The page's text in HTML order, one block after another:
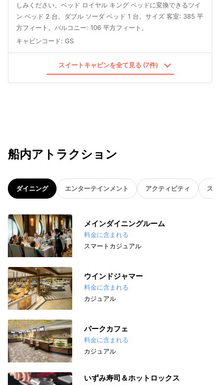
しみください。ベッド ロイヤル キング ベッドに変換できるツイ
ン ベッド 2 台。ダブル ソーダ ベッド 1 台。サイズ 客室: 385 平
方フィート。バルコニー: 106 平方フィート。
キャビンコード: GS
スイートキャビンを全て見る (7件)
船内アトラクション
ダイニング エンターテインメント アクティビティ ス
メインダイニングルーム
料金に含まれる
スマートカジュアル
ウインドジャマー
料金に含まれる
カジュアル
パークカフェ
料金に含まれる
カジュアル
いずみ寿司＆ホットロックス